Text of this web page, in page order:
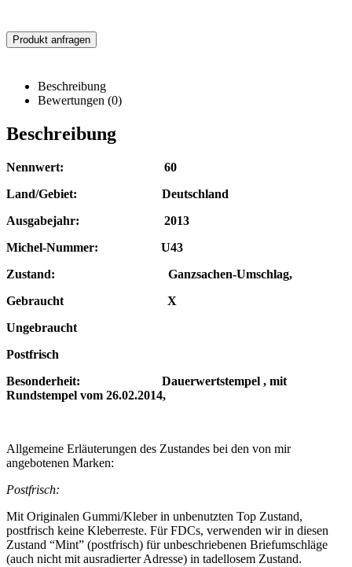
Produkt anfragen
Beschreibung
Bewertungen (0)
Beschreibung
Nennwert: 60
Land/Gebiet: Deutschland
Ausgabejahr: 2013
Michel-Nummer: U43
Zustand: Ganzsachen-Umschlag,
Gebraucht X
Ungebraucht
Postfrisch
Besonderheit: Dauerwertstempel , mit
Rundstempel vom 26.02.2014,
Allgemeine Erläuterungen des Zustandes bei den von mir
angebotenen Marken:
Postfrisch:
Mit Originalen Gummi/Kleber in unbenutzten Top Zustand,
postfrisch keine Kleberreste. Für FDCs, verwenden wir in diesen
Zustand “Mint” (postfrisch) für unbeschriebenen Briefumschläge
(auch nicht mit ausradierter Adresse) in tadellosem Zustand.